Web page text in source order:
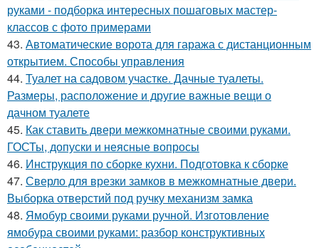
руками - подборка интересных пошаговых мастер-
классов с фото примерами
43. Автоматические ворота для гаража с дистанционным
открытием. Способы управления
44. Туалет на садовом участке. Дачные туалеты.
Размеры, расположение и другие важные вещи о
дачном туалете
45. Как ставить двери межкомнатные своими руками.
ГОСТы, допуски и неясные вопросы
46. Инструкция по сборке кухни. Подготовка к сборке
47. Сверло для врезки замков в межкомнатные двери.
Выборка отверстий под ручку механизм замка
48. Ямобур своими руками ручной. Изготовление
ямобура своими руками: разбор конструктивных